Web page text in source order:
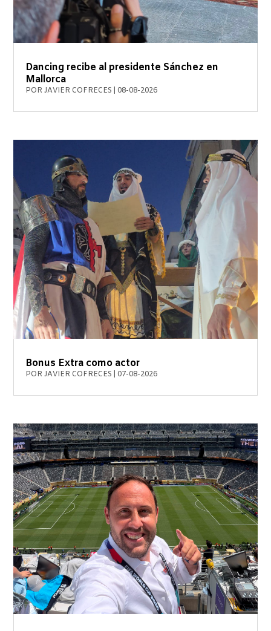
Dancing recibe al presidente Sánchez en
Mallorca
PORJAVIER COFRECES 08-08-2026
Bonus Extra como actor
PORJAVIER COFRECES 07-08-2026